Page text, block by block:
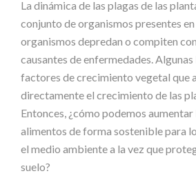
La dinámica de las plagas de las
conjunto deorganismos presentes en
organismos depredan o compiten con
causantes deenfermedades.Algunas
factores decrecimiento vegetal que
directamente el crecimiento de las
Entonces, ¿cómo podemos aumentar
alimentos deforma sosteniblepara
el medio ambientea la vez que
suelo?